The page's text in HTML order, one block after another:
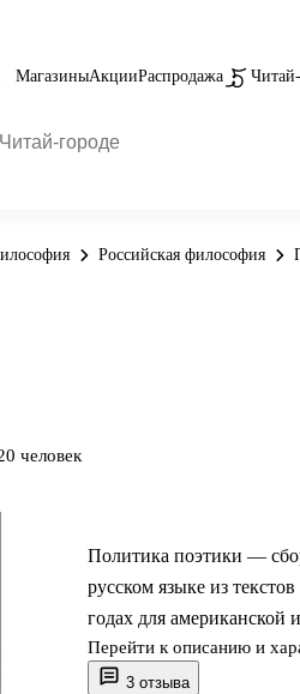
МагазиныАкцииРаспродажа
Российская философия
3 отзыва
Политика поэтики —
русском языке из
годах для американской
Перейти к описанию и
человек